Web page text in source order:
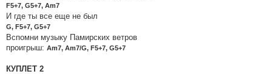
F5+7, G5+7, Am7
И где ты все еще не был
G, F5+7, G5+7
Вспомни музыку Памирских ветров
проигрыш: Am7, Am7/G, F5+7, G5+7
КУПЛЕТ 2